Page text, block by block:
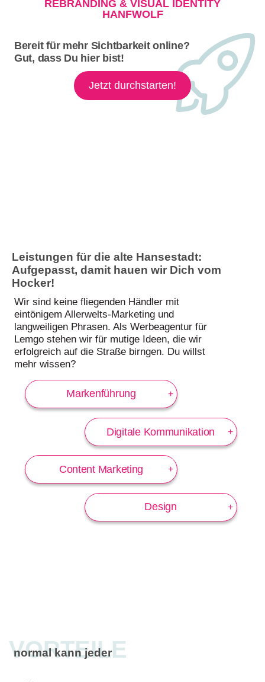
REBRANDING & VISUAL IDENTITY
HANFWOLF
Bereit für mehr Sichtbarkeit online?
Gut, dass Du hier bist!
Jetzt durchstarten!
Leistungen für die alte Hansestadt:
Aufgepasst, damit hauen wir Dich vom
Hocker!
Wir sind keine fliegenden Händler mit
eintönigem Allerwelts-Marketing und
langweiligen Phrasen. Als Werbeagentur für
Lemgo stehen wir für mutige Ideen, die wir
erfolgreich auf die Straße birngen. Du willst
mehr wissen?
Markenführung
Digitale Kommunikation
Content Marketing
Design
VORTEILE
normal kann jeder